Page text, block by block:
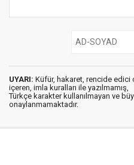
UYARI: Küfür, hakaret, rencide edici
içeren, imla kuralları ile yazılmamış,
Türkçe karakter kullanılmayan ve
onaylanmamaktadır.